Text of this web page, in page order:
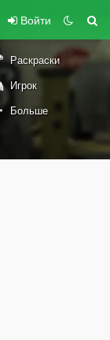
Войти
Раскраски
Игрок
Больше